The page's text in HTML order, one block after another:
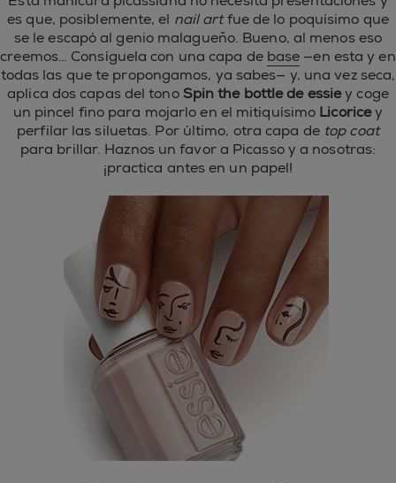
es que, posiblemente, el nail artfue de lo poquísimo que
se le escapó al genio malagueño. Bueno, al menos eso
creemos… Consíguela con una capa de base —en esta y en
todas las que te propongamos, ya sabes— y, una vez seca,
aplica dos capas del tonoSpin the bottle de essiey coge
un pincel fino para mojarlo en el mitiquísimo Licoricey
perfilar las siluetas. Por último, otra capa de top coat
para brillar. Haznos un favor a Picasso y a nosotras:
¡practica antes en un papel!